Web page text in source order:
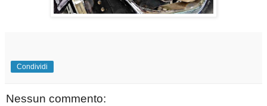
Condividi
Nessun commento: